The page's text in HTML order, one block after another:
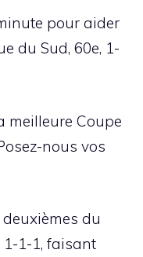
pour aider
du Sud, 60e, 1-
meilleure Coupe
nous vos
du
1-1-1, faisant